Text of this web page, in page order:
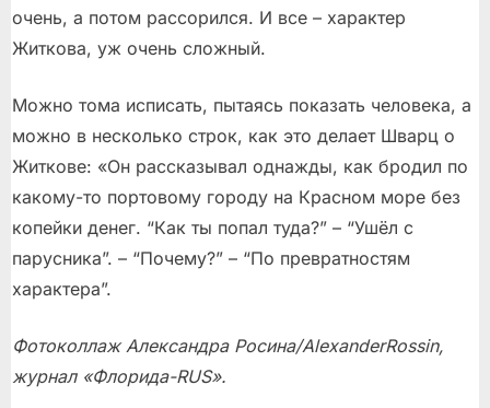
очень, а потом рассорился. И все – характер
Житкова, уж очень сложный.
Можно тома исписать, пытаясь показать человека, а
можно в несколько строк, как это делает Шварц о
Житкове: «Он рассказывал однажды, как бродил по
какому-то портовому городу на Красном море без
копейки денег. “Как ты попал туда?” – “Ушёл с
парусника”. – “Почему?” – “По превратностям
характера”.
Фотоколлаж Александра Росина/AlexanderRossin,
журнал «Флорида-RUS».